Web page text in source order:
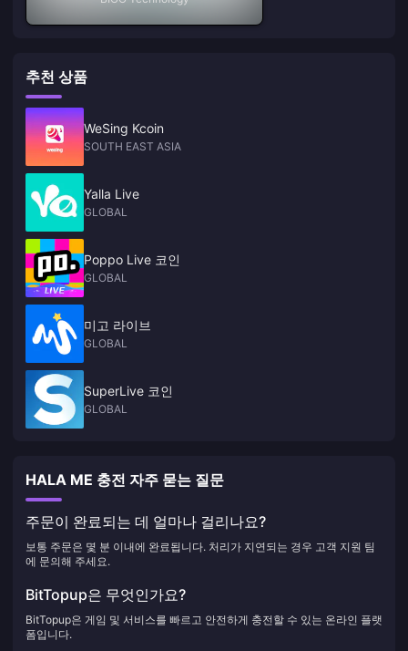
추천 상품
WeSing Kcoin
SOUTH EAST ASIA
Yalla Live
GLOBAL
Poppo Live 코인
GLOBAL
미고 라이브
GLOBAL
SuperLive 코인
GLOBAL
HALA ME 충전 자주 묻는 질문
주문이 완료되는 데 얼마나 걸리나요?
보통 주문은 몇 분 이내에 완료됩니다. 처리가 지연되는 경우 고객 지원 팀
에 문의해 주세요.
BitTopup은 무엇인가요?
BitTopup은 게임 및 서비스를 빠르고 안전하게 충전할 수 있는 온라인 플랫
폼입니다.